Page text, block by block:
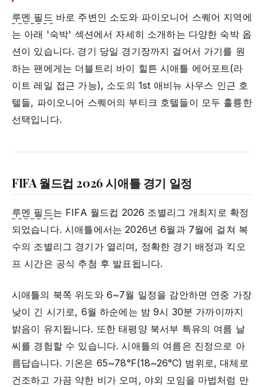
루멘 필드 바로 주변인 소도와 파이오니어 스퀘어 지역에
는 아래 '숙박' 섹션에서 자세히 소개하는 다양한 숙박 옵
션이 있습니다. 경기 당일 경기장까지 걸어서 가기를 원
하는 팬에게는 더블트리 바이 힐튼 시애틀 에어포트(라
이트 레일 접근 가능), 소도의 1st 애비뉴 사우스 인근 호
텔들, 파이오니어 스퀘어의 부티크 호텔들이 모두 훌륭한
선택입니다.
FIFA 월드컵 2026 시애틀 경기 일정
루멘 필드는 FIFA 월드컵 2026 조별리그 개최지로 확정
되었습니다. 시애틀에서는 2026년 6월과 7월에 걸쳐 복
수의 조별리그 경기가 열리며, 정확한 경기 배정과 킥오
프 시간은 공식 추첨 후 발표됩니다.
시애틀의 북쪽 위도와 6~7월 일정을 감안하면 연중 가장
낮이 긴 시기로, 6월 하순에는 밤 9시 30분 가까이까지
밝음이 유지됩니다. 또한 태평양 북서부 특유의 여름 날
씨를 경험할 수 있습니다. 시애틀의 여름은 진정으로 아
름답습니다. 기온은 65~78°F(18~26°C) 범위로, 대체로
건조하고 가끔 약한 비가 오며, 야외 모임을 마법처럼 만